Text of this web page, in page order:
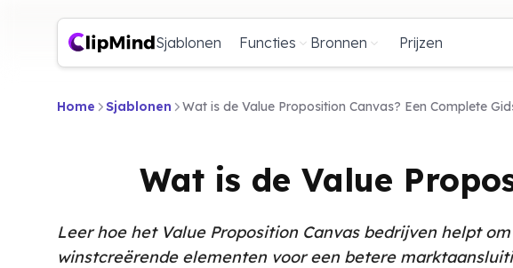
Sjablonen Functies Bronnen Prijzen
Home Sjablonen Wat is de Value Proposition Canvas? Een Complete
Wat is de Value
Leer hoe het Value Proposition Canvas bedrijven helpt
winstcreërende elementen voor een betere